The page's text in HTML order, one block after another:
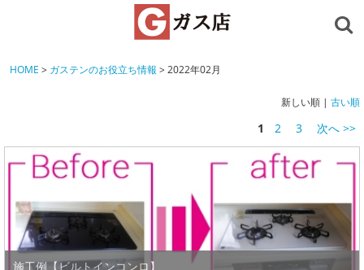
HOME > ガステンのお役立ち情報 > 2022年02月
新しい順 | 古い順
1 2 3 次へ >>
施工例【ビルトインコンロ】